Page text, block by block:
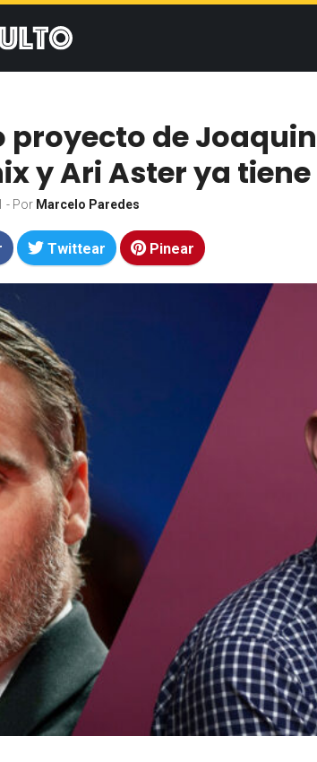
proyecto de Joaquin
y Ari Aster ya
- Por Marcelo Paredes
Twittear Pinear